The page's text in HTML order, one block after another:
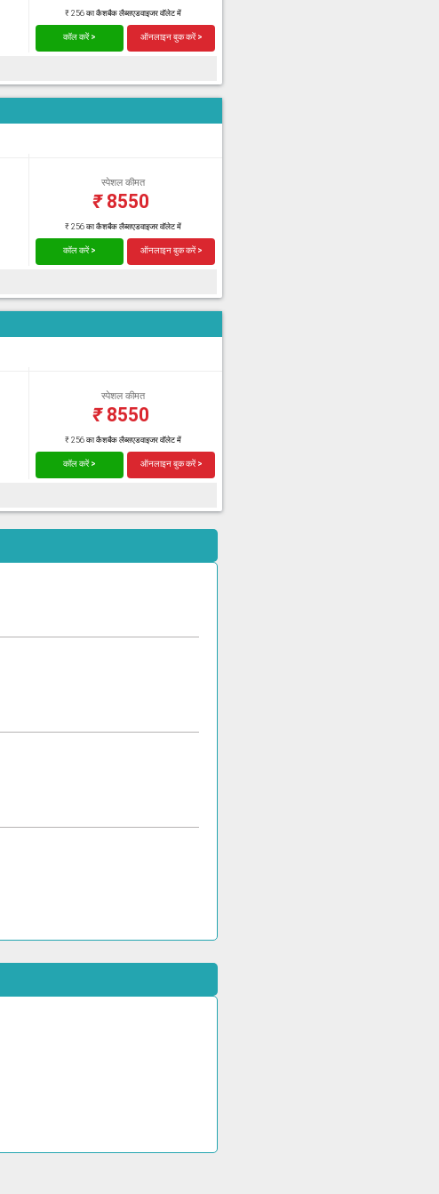
₹ 256 का कैशबैक लैब्सएडवाइजर वॉलेट में
कॉल करें > ऑनलाइन बुक करें >
स्पेशल कीमत
₹8550
₹ 256 का कैशबैक लैब्सएडवाइजर वॉलेट में
कॉल करें > ऑनलाइन बुक करें >
स्पेशल कीमत
₹8550
₹ 256 का कैशबैक लैब्सएडवाइजर वॉलेट में
कॉल करें > ऑनलाइन बुक करें >